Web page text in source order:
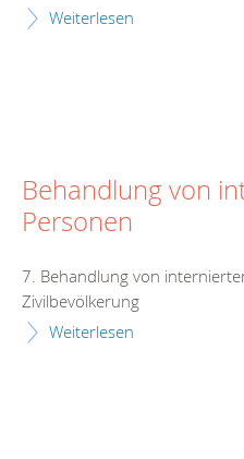
Weiterlesen
Behandlung von
Personen
7. Behandlung von
Zivilbevölkerung
Weiterlesen